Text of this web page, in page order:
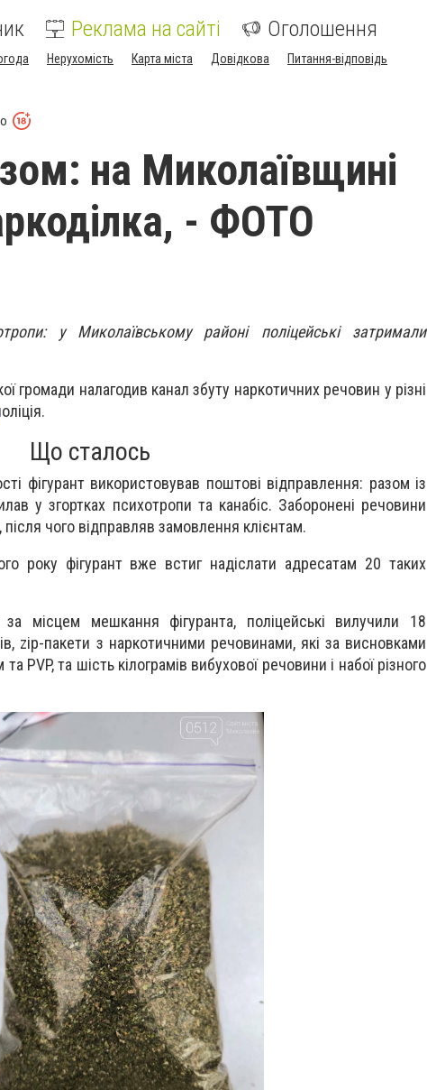
Реклама на сайті Оголошення
Нерухомість Карта міста Довідкова Питання-відповідь
на Миколаївщині
- ФОТО
у Миколаївському районі поліцейські затримали
громади налагодив канал збуту наркотичних речовин у різні
Що сталось
фігурант використовував поштові відправлення: разом із
у згортках психотропи та канабіс. Заборонені речовини
чого відправляв замовлення клієнтам.
року фігурант вже встиг надіслати адресатам 20 таких
місцем мешкання фігуранта, поліцейські вилучили 18
zip-пакети з наркотичними речовинами, які за висновками
PVP, та шість кілограмів вибухової речовини і набої різного